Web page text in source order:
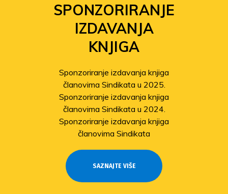
SPONZORIRANJE
IZDAVANJA
KNJIGA
Sponzoriranje izdavanja knjiga
članovima Sindikata u 2025.
Sponzoriranje izdavanja knjiga
članovima Sindikata u 2024.
Sponzoriranje izdavanja knjiga
članovima Sindikata
SAZNAJTE VIŠE